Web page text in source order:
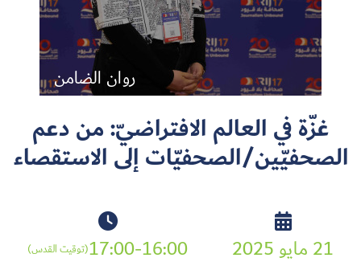
سنوات
سابقة
سجل الآن
روان الضامن
غزّة في العالم الافتراضيّ: من دعم
الصحفيّين/الصحفيّات إلى الاستقصاء
21 مايو 2025 17:00-16:00(توقيت القدس)